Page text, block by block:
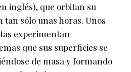
inglés), que orbitan su
sólo unas horas. Unos
experimentan
que sus superficies se
de masa y formando